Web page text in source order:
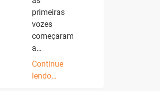
primeiras
vozes
começaram
a…
Continue
lendo…